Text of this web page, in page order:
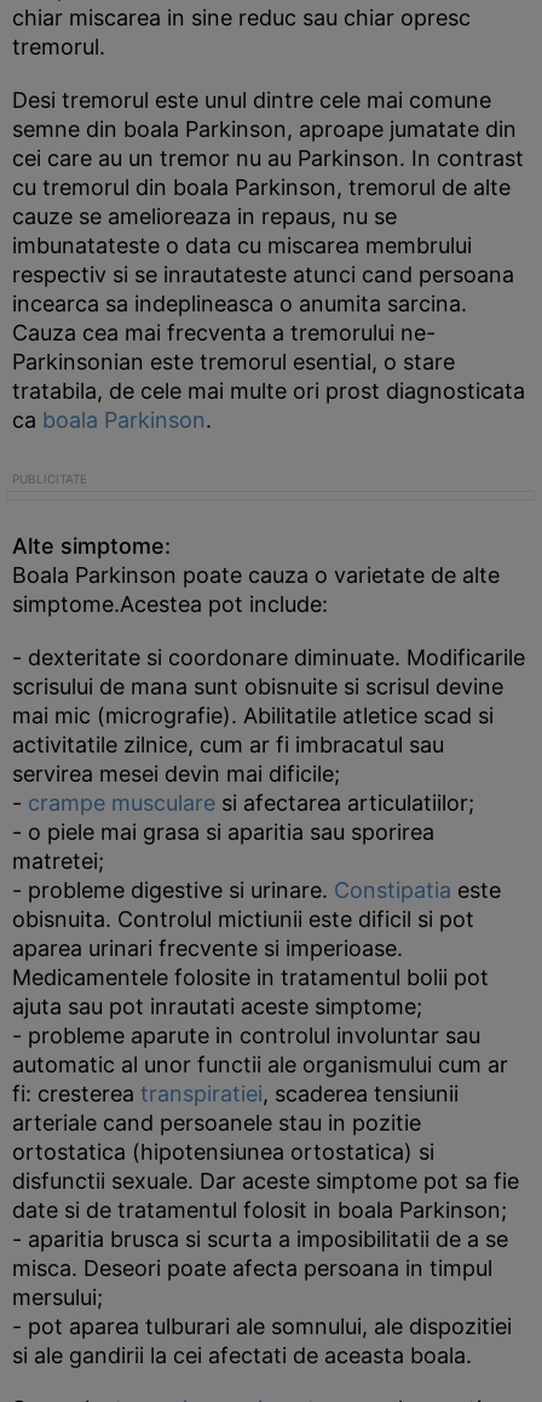
chiar miscarea in sine reduc sau chiar opresc
tremorul.
Desi tremorul este unul dintre cele mai comune
semne din boala Parkinson, aproape jumatate din
cei care au un tremor nu au Parkinson. In contrast
cu tremorul din boala Parkinson, tremorul de alte
cauze se amelioreaza in repaus, nu se
imbunatateste o data cu miscarea membrului
respectiv si se inrautateste atunci cand persoana
incearca sa indeplineasca o anumita sarcina.
Cauza cea mai frecventa a tremorului ne-
Parkinsonian este tremorul esential, o stare
tratabila, de cele mai multe ori prost diagnosticata
ca boala Parkinson.
Alte simptome:
Boala Parkinson poate cauza o varietate de alte
simptome.Acestea pot include:
- dexteritate si coordonare diminuate. Modificarile
scrisului de mana sunt obisnuite si scrisul devine
mai mic (micrografie). Abilitatile atletice scad si
activitatile zilnice, cum ar fi imbracatul sau
servirea mesei devin mai dificile;
- crampe musculare si afectarea articulatiilor;
- o piele mai grasa si aparitia sau sporirea
matretei;
- probleme digestive si urinare. Constipatia este
obisnuita. Controlul mictiunii este dificil si pot
aparea urinari frecvente si imperioase.
Medicamentele folosite in tratamentul bolii pot
ajuta sau pot inrautati aceste simptome;
- probleme aparute in controlul involuntar sau
automatic al unor functii ale organismului cum ar
fi: cresterea transpiratiei, scaderea tensiunii
arteriale cand persoanele stau in pozitie
ortostatica (hipotensiunea ortostatica) si
disfunctii sexuale. Dar aceste simptome pot sa fie
date si de tratamentul folosit in boala Parkinson;
- aparitia brusca si scurta a imposibilitatii de a se
misca. Deseori poate afecta persoana in timpul
mersului;
- pot aparea tulburari ale somnului, ale dispozitiei
si ale gandirii la cei afectati de aceasta boala.